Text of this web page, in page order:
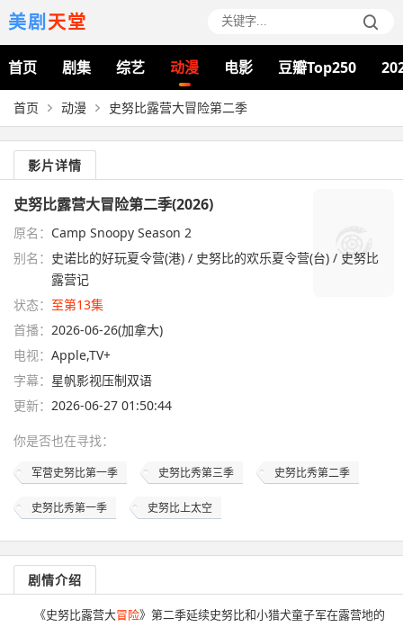
美剧天堂
首页 剧集 综艺 动漫 电影 豆瓣Top250
首页 动漫 史努比露营大冒险第二季
影片详情
史努比露营大冒险第二季(2026)
原名： Camp Snoopy Season 2
别名： 史诺比的好玩夏令营(港) / 史努比的欢乐夏令营(台) / 史努比
露营记
状态： 至第13集
首播： 2026-06-26(加拿大)
电视： Apple,TV+
字幕： 星帆影视压制双语
更新： 2026-06-27 01:50:44
你是否也在寻找：
军营史努比第一季 史努比秀第三季 史努比秀第二季
史努比秀第一季 史努比上太空
剧情介绍
《史努比露营大冒险》第二季延续史努比和小猎犬童子军在露营地的